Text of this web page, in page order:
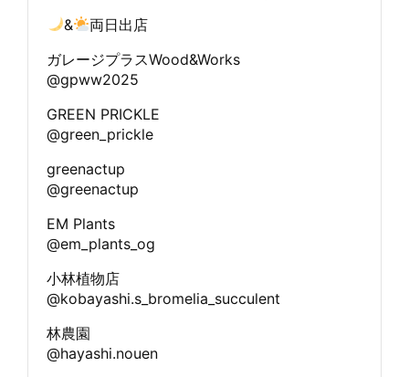
&
両日出店
ガレージプラスWood&Works
@gpww2025
GREEN PRICKLE
@green_prickle
greenactup
@greenactup
EM Plants
@em_plants_og
小林植物店
@kobayashi.s_bromelia_succulent
林農園
@hayashi.nouen